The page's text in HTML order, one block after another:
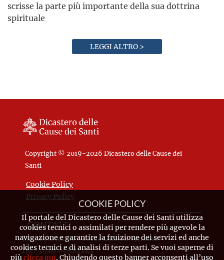
scrisse la parte più importante della sua dottrina
spirituale
LEGGI ALTRO >
Copyright © 2019-2026 Dicastero delle Cause dei
Santi
Cookie Policy
Privacy Policy
CONTATTI
Piazza Pio XII, 10 - 00120 Città del Vaticano
Tel. +39.06.698.842.44
COOKIE POLICY
Il portale del Dicastero delle Cause dei Santi utilizza
cookies tecnici o assimilati per rendere più agevole la
navigazione e garantire la fruizione dei servizi ed anche
cookies tecnici e di analisi di terze parti. Se vuoi saperne di
piùclicca qui. Chiudendo questo banner acconsenti all’uso